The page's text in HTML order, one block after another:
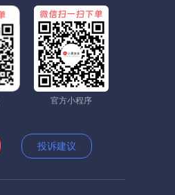
官方小程序
投诉建议